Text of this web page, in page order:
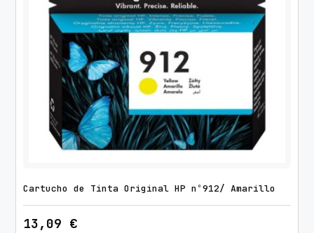
Cartucho de Tinta Original HP nº912/ Amarillo
13,09 €